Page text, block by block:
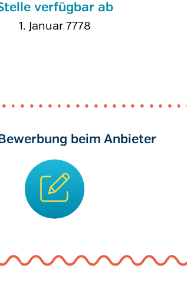
verfügbar ab
1. Januar 7778
beim Anbieter